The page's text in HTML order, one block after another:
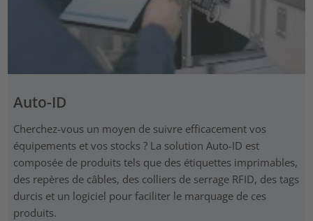
Auto-ID
Cherchez-vous un moyen de suivre efficacement vos
équipements et vos stocks ? La solution Auto-ID est
composée de produits tels que des étiquettes imprimables,
des repères de câbles, des colliers de serrage RFID, des tags
durcis et un logiciel pour faciliter le marquage de ces
produits.